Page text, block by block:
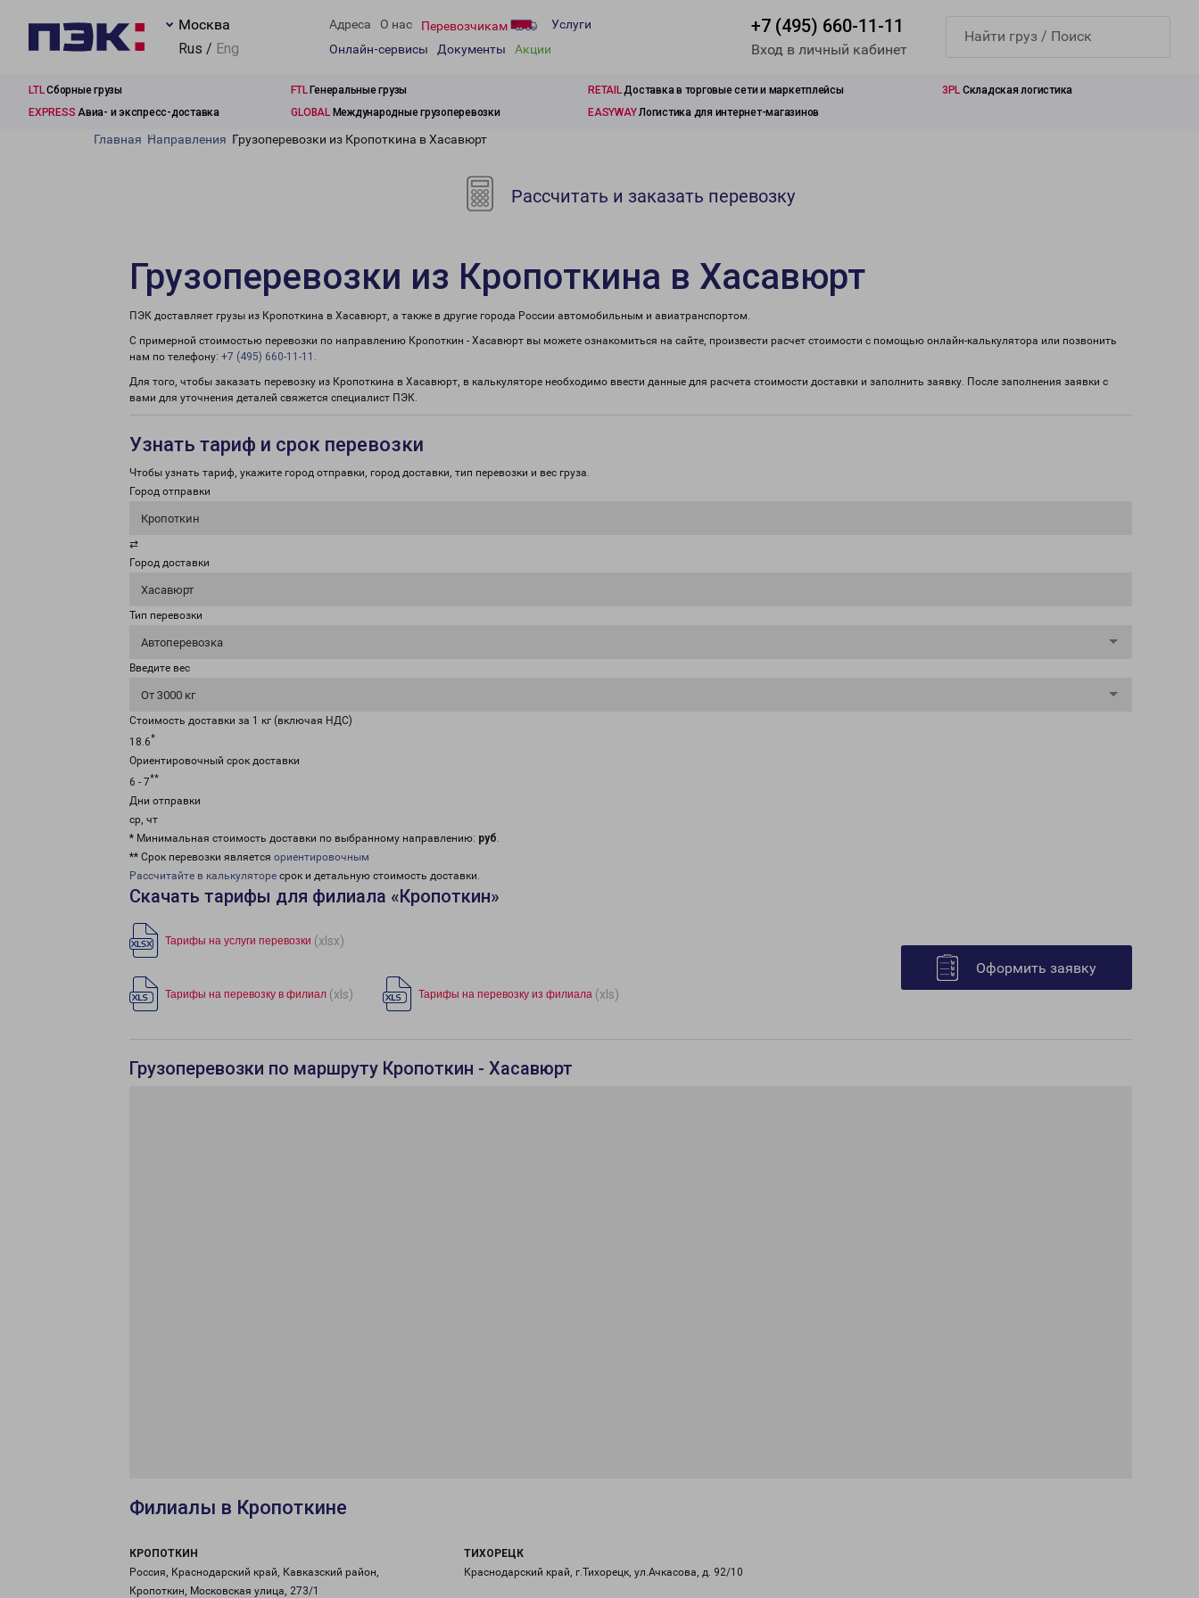
Москва
Rus / Eng
Адреса О нас Перевозчикам
Услуги
Онлайн-сервисы
Документы Акции
+7 (495) 660-11-11
Вход в личный кабинет
LTLСборные грузы FTLГенеральные грузы RETAILДоставка в торговые сети и маркетплейсы 3PL Складская логистика
EXPRESS Авиа- и экспресс-доставка GLOBALМеждународные грузоперевозки EASYWAYЛогистика для интернет-магазинов
Главная Направления Грузоперевозки из Кропоткина в Хасавюрт
Рассчитать и заказать перевозку
Грузоперевозки из Кропоткина в Хасавюрт
ПЭК доставляет грузы из Кропоткина в Хасавюрт, а также в другие города России автомобильным и авиатранспортом.
С примерной стоимостью перевозки по направлению Кропоткин - Хасавюрт вы можете ознакомиться на сайте, произвести расчет стоимости с помощью онлайн-калькулятора или позвонить
нам по телефону: +7 (495) 660-11-11 .
Для того, чтобы заказать перевозку из Кропоткина в Хасавюрт, в калькуляторе необходимо ввести данные для расчета стоимости доставки и заполнить заявку. После заполнения заявки с
вами для уточнения деталей свяжется специалист ПЭК.
Узнать тариф и срок перевозки
Чтобы узнать тариф, укажите город отправки, город доставки, тип перевозки и вес груза.
Город отправки
Кропоткин
⇄
Город доставки
Хасавюрт
Тип перевозки
Автоперевозка
Введите вес
От 3000 кг
Стоимость доставки за 1 кг (включая НДС)
18.6*
Ориентировочный срок доставки
6 - 7**
Дни отправки
ср, чт
* Минимальная стоимость доставки по выбранному направлению: руб.
** Срок перевозки является ориентировочным
Рассчитайте в калькуляторе срок и детальную стоимость доставки.
Скачать тарифы для филиала «Кропоткин»
Тарифы на услуги перевозки (xlsx)
Тарифы на перевозку в филиал (xls) Тарифы на перевозку из филиала (xls)
Оформить заявку
Грузоперевозки по маршруту Кропоткин - Хасавюрт
Филиалы в Кропоткине
КРОПОТКИН
Россия, Краснодарский край, Кавказский район,
Кропоткин, Московская улица, 273/1
ТИХОРЕЦК
Краснодарский край, г.Тихорецк, ул.Ачкасова, д. 92/10